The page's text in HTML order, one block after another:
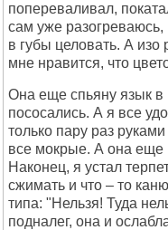
попереваливал,
сам уже
в губы целовать. А изо
мне нравится, что
Она еще спьяну язык в
пососались. А я все
только пару раз
все мокрые. А она еще
Наконец, я устал
сжимать и что – то
типа: "Нельзя! Туда
подналег, она и